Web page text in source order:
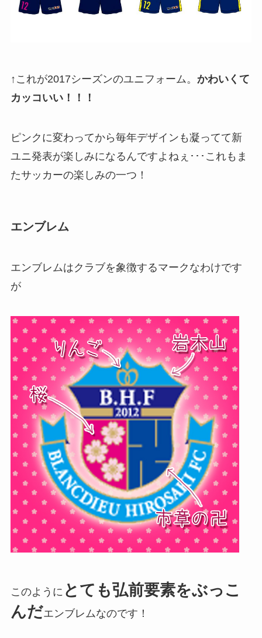
↑これが2017シーズンのユニフォーム。 かわいくて
カッコいい！！！
ピンクに変わってから毎年デザインも凝ってて新
ユニ発表が楽しみになるんですよねぇ･･･これもま
たサッカーの楽しみの一つ！
エンブレム
エンブレムはクラブを象徴するマークなわけです
が
このように とても弘前要素をぶっこ
んだエンブレムなのです！